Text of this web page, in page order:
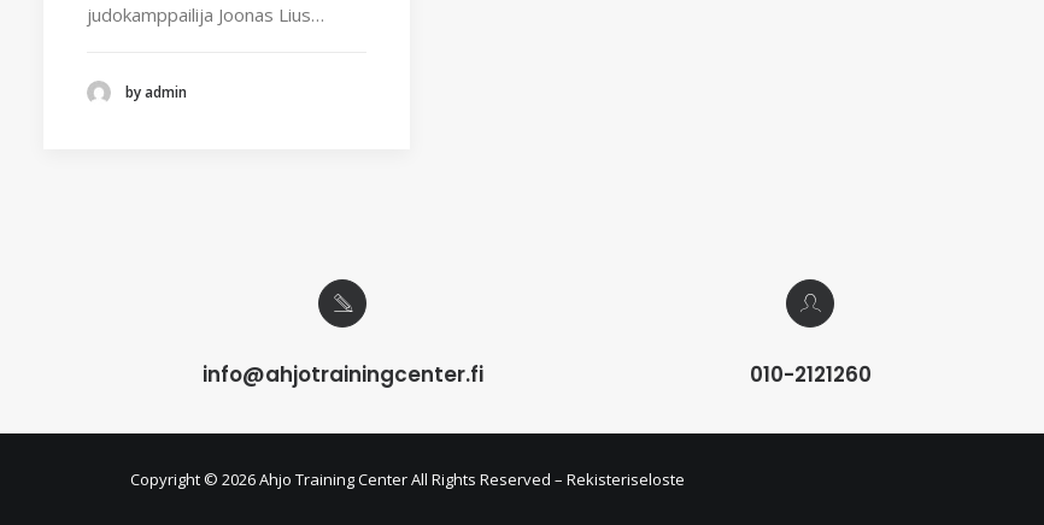
judokamppailija Joonas Lius…
by admin
info@ahjotrainingcenter.fi 010-2121260
Copyright © 2026 Ahjo Training Center All Rights Reserved – Rekisteriseloste